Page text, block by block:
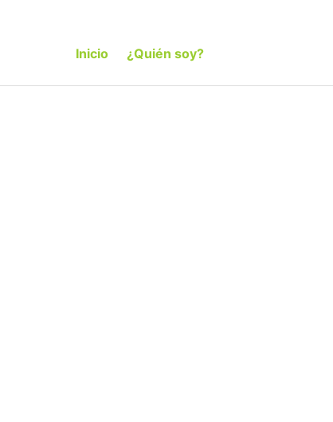
Inicio ¿Quién soy?